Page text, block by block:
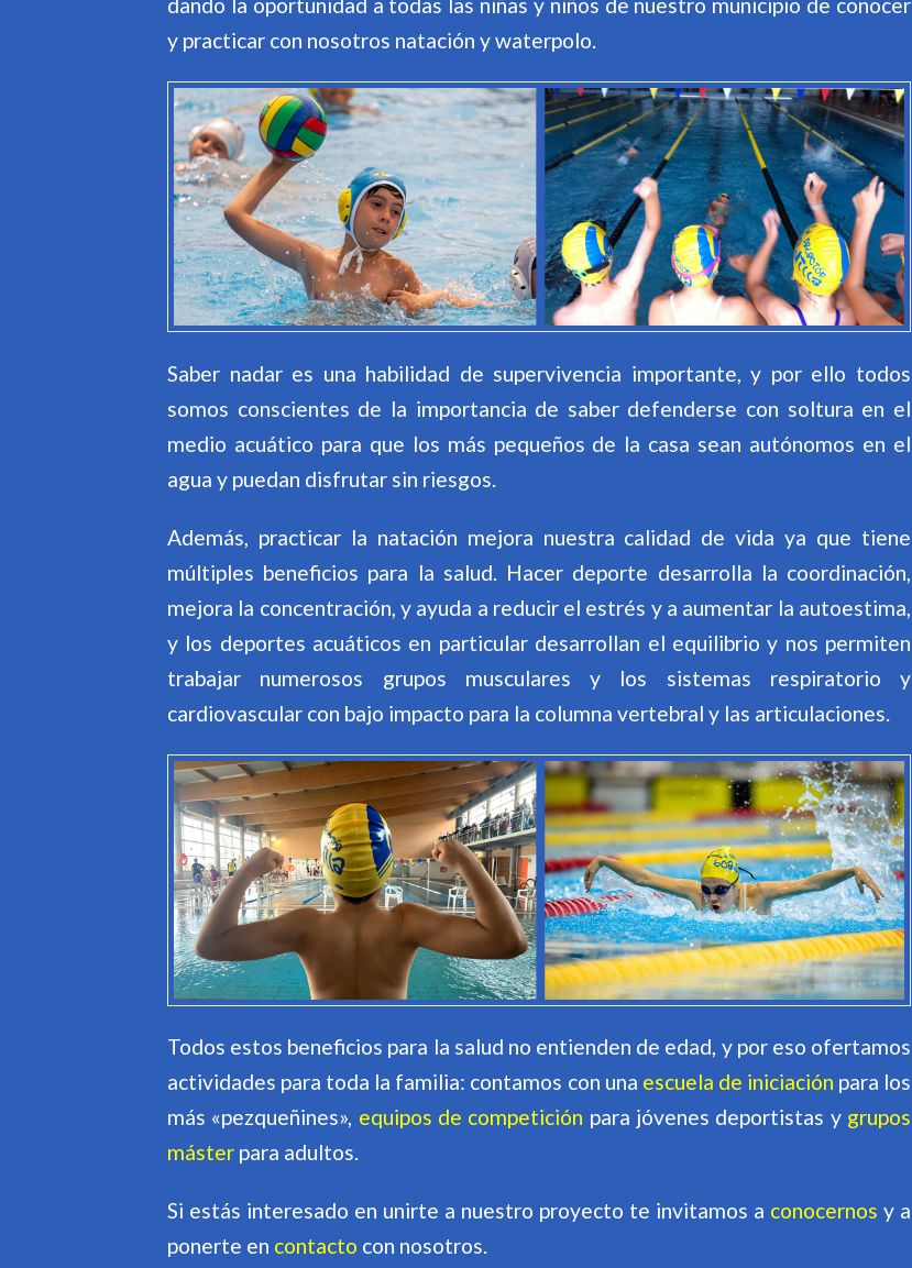
y practicar con nosotros natación y waterpolo.
Saber nadar es una habilidad de supervivencia importante, y por ello todos
somos conscientes de la importancia de saber defenderse con soltura en el
medio acuático para que los más pequeños de la casa sean autónomos en el
agua y puedan disfrutar sin riesgos.
Además, practicar la natación mejora nuestra calidad de vida ya que tiene
múltiples beneficios para la salud. Hacer deporte desarrolla la coordinación,
mejora la concentración, y ayuda a reducir el estrés y a aumentar la autoestima,
y los deportes acuáticos en particular desarrollan el equilibrio y nos permiten
trabajar numerosos grupos musculares y los sistemas respiratorio y
cardiovascular con bajo impacto para la columna vertebral y las articulaciones.
Todos estos beneficios para la salud no entienden de edad, y por eso ofertamos
actividades para toda la familia: contamos con una escuela de iniciación para los
más «pezqueñines», equipos de competición para jóvenes deportistas y grupos
máster para adultos.
Si estás interesado en unirte a nuestro proyecto te invitamos a conocernos y a
ponerte en contacto con nosotros.